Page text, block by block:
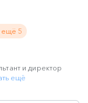
ещё 5
и директор
ещё